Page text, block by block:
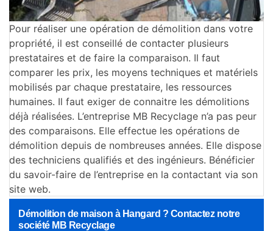
Pour réaliser une opération de démolition dans votre
propriété, il est conseillé de contacter plusieurs
prestataires et de faire la comparaison. Il faut
comparer les prix, les moyens techniques et matériels
mobilisés par chaque prestataire, les ressources
humaines. Il faut exiger de connaitre les démolitions
déjà réalisées. L’entreprise MB Recyclage n’a pas peur
des comparaisons. Elle effectue les opérations de
démolition depuis de nombreuses années. Elle dispose
des techniciens qualifiés et des ingénieurs. Bénéficier
du savoir-faire de l’entreprise en la contactant via son
site web.
Démolition de maison à Hangard ? Contactez notre
société MB Recyclage